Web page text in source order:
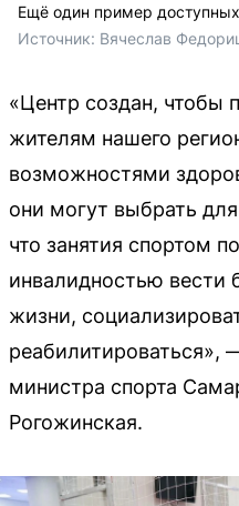
Ещё один пример доступных
Источник: Вячеслав
«Центр создан, чтобы
жителям нашего
возможностями
они могут выбрать
что занятия спортом
инвалидностью вести
жизни,
реабилитироваться»,
министра спорта
Рогожинская.